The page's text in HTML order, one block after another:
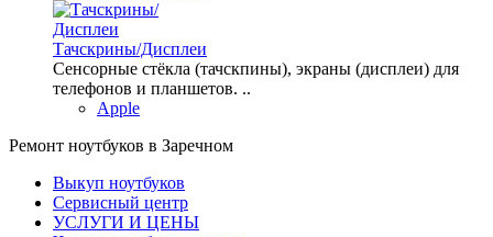
Тачскрины/Дисплеи
Сенсорные стёкла (тачскпины), экраны (дисплеи) для
телефонов и планшетов. ..
Apple
Ремонт ноутбуков в Заречном
Выкуп ноутбуков
Сервисный центр
УСЛУГИ И ЦЕНЫ